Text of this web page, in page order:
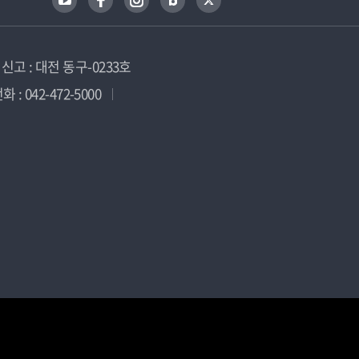
고 : 대전 동구-0233호
: 042-472-5000